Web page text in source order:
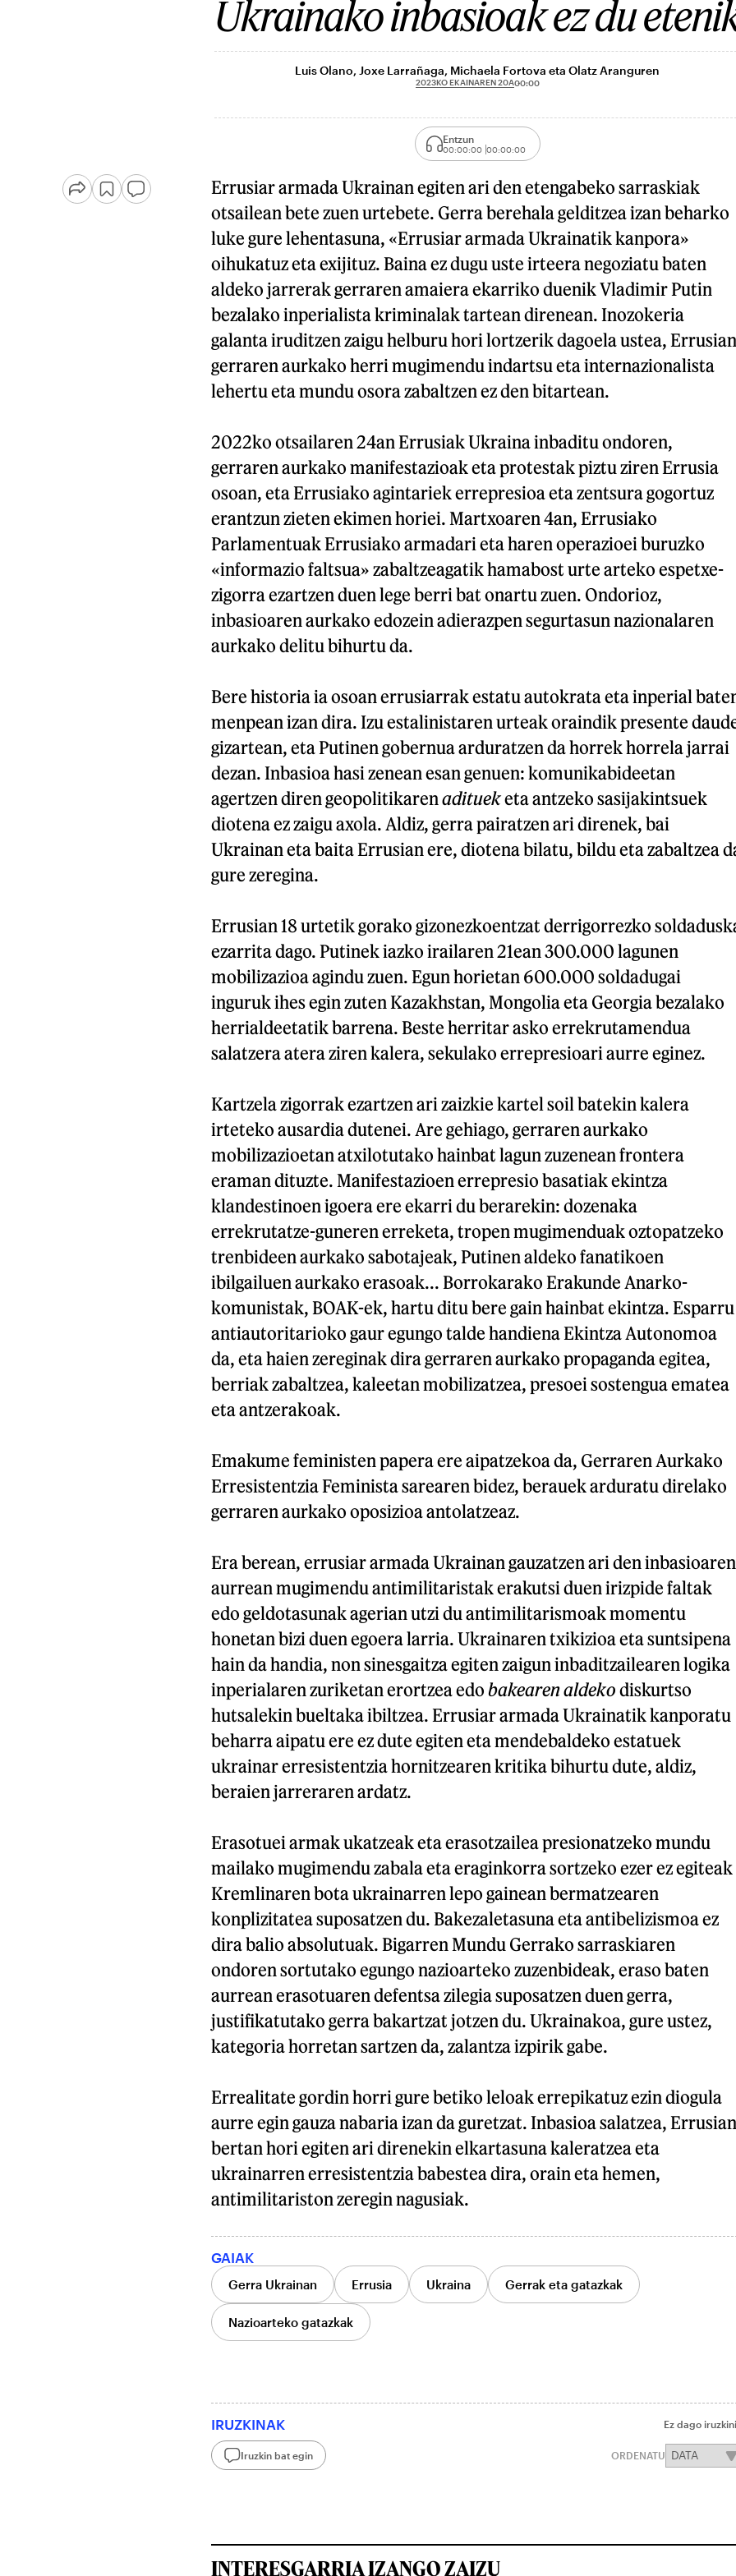
Ukrainako inbasioak ez du
Luis Olano, Joxe Larrañaga, Michaela Fortova eta Olatz Aranguren
2023KO EKAINAREN 20A00:00
Entzun
00:00:00 00:00:00
Errusiar armada Ukrainan egiten ari den etengabeko sarraskiak
otsailean bete zuen urtebete. Gerra berehala gelditzea izan beharko
luke gure lehentasuna, «Errusiar armada Ukrainatik kanpora»
oihukatuz eta exijituz. Baina ez dugu uste irteera negoziatu baten
aldeko jarrerak gerraren amaiera ekarriko duenik Vladimir Putin
bezalako inperialista kriminalak tartean direnean. Inozokeria
galanta iruditzen zaigu helburu hori lortzerik dagoela ustea, Errusian
gerraren aurkako herri mugimendu indartsu eta internazionalista
lehertu eta mundu osora zabaltzen ez den bitartean.
2022ko otsailaren 24an Errusiak Ukraina inbaditu ondoren,
gerraren aurkako manifestazioak eta protestak piztu ziren Errusia
osoan, eta Errusiako agintariek errepresioa eta zentsura gogortuz
erantzun zieten ekimen horiei. Martxoaren 4an, Errusiako
Parlamentuak Errusiako armadari eta haren operazioei buruzko
«informazio faltsua» zabaltzeagatik hamabost urte arteko espetxe-
zigorra ezartzen duen lege berri bat onartu zuen. Ondorioz,
inbasioaren aurkako edozein adierazpen segurtasun nazionalaren
aurkako delitu bihurtu da.
Bere historia ia osoan errusiarrak estatu autokrata eta inperial
menpean izan dira. Izu estalinistaren urteak oraindik presente
gizartean, eta Putinen gobernua arduratzen da horrek horrela jarrai
dezan. Inbasioa hasi zenean esan genuen: komunikabideetan
agertzen diren geopolitikaren aditueketa antzeko sasijakintsuek
diotena ez zaigu axola. Aldiz, gerra pairatzen ari direnek, bai
Ukrainan eta baita Errusian ere, diotena bilatu, bildu eta zabaltzea
gure zeregina.
Errusian 18 urtetik gorako gizonezkoentzat derrigorrezko
ezarrita dago. Putinek iazko irailaren 21ean 300.000 lagunen
mobilizazioa agindu zuen. Egun horietan 600.000 soldadugai
inguruk ihes egin zuten Kazakhstan, Mongolia eta Georgia bezalako
herrialdeetatik barrena. Beste herritar asko errekrutamendua
salatzera atera ziren kalera, sekulako errepresioari aurre eginez.
Kartzela zigorrak ezartzen ari zaizkie kartel soil batekin kalera
irteteko ausardia dutenei. Are gehiago, gerraren aurkako
mobilizazioetan atxilotutako hainbat lagun zuzenean frontera
eraman dituzte. Manifestazioen errepresio basatiak ekintza
klandestinoen igoera ere ekarri du berarekin: dozenaka
errekrutatze-guneren erreketa, tropen mugimenduak oztopatzeko
trenbideen aurkako sabotajeak, Putinen aldeko fanatikoen
ibilgailuen aurkako erasoak... Borrokarako Erakunde Anarko-
komunistak, BOAK-ek, hartu ditu bere gain hainbat ekintza. Esparru
antiautoritarioko gaur egungo talde handiena Ekintza Autonomoa
da, eta haien zereginak dira gerraren aurkako propaganda egitea,
berriak zabaltzea, kaleetan mobilizatzea, presoei sostengua ematea
eta antzerakoak.
Emakume feministen papera ere aipatzekoa da, Gerraren Aurkako
Erresistentzia Feminista sarearen bidez, berauek arduratu direlako
gerraren aurkako oposizioa antolatzeaz.
Era berean, errusiar armada Ukrainan gauzatzen ari den inbasioaren
aurrean mugimendu antimilitaristak erakutsi duen irizpide faltak
edo geldotasunak agerian utzi du antimilitarismoak momentu
honetan bizi duen egoera larria. Ukrainaren txikizioa eta suntsipena
hain da handia, non sinesgaitza egiten zaigun inbaditzailearen logika
inperialaren zuriketan erortzea edo bakearen aldeko diskurtso
hutsalekin bueltaka ibiltzea. Errusiar armada Ukrainatik kanporatu
beharra aipatu ere ez dute egiten eta mendebaldeko estatuek
ukrainar erresistentzia hornitzearen kritika bihurtu dute, aldiz,
beraien jarreraren ardatz.
Erasotuei armak ukatzeak eta erasotzailea presionatzeko mundu
mailako mugimendu zabala eta eraginkorra sortzeko ezer ez egiteak
Kremlinaren bota ukrainarren lepo gainean bermatzearen
konplizitatea suposatzen du. Bakezaletasuna eta antibelizismoa ez
dira balio absolutuak. Bigarren Mundu Gerrako sarraskiaren
ondoren sortutako egungo nazioarteko zuzenbideak, eraso baten
aurrean erasotuaren defentsa zilegia suposatzen duen gerra,
justifikatutako gerra bakartzat jotzen du. Ukrainakoa, gure ustez,
kategoria horretan sartzen da, zalantza izpirik gabe.
Errealitate gordin horri gure betiko leloak errepikatuz ezin diogula
aurre egin gauza nabaria izan da guretzat. Inbasioa salatzea, Errusian
bertan hori egiten ari direnekin elkartasuna kaleratzea eta
ukrainarren erresistentzia babestea dira, orain eta hemen,
antimilitariston zeregin nagusiak.
GAIAK
Gerra Ukrainan Errusia Ukraina Gerrak eta gatazkak
Nazioarteko gatazkak
IRUZKINAK Ez dago
Iruzkin bat egin ORDENATU
INTERESGARRIA IZANGO ZAIZU